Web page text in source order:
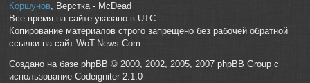
Коршунов, Верстка - McDead
Все время на сайте указано в UTC
Копирование материалов строго запрещено без рабочей обратной
ссылки на сайт WoT-News.Com
Создано на базе phpBB © 2000, 2002, 2005, 2007 phpBB Group с
использование Codeigniter 2.1.0